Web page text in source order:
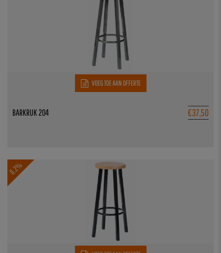
VOEG TOE AAN OFFERTE
€37,50
BARKRUK 204
8.2%